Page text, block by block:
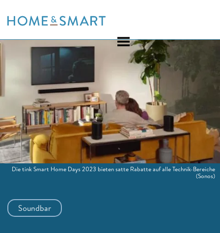
to
Soundbar
Die tink Smart Home Days 2023 bieten satte Rabatte auf alle Technik-Bereiche
(Sonos)